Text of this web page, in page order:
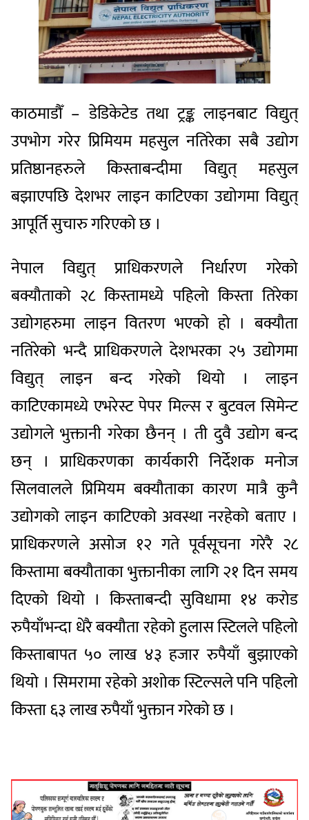
काठमाडौँ – डेडिकेटेड तथा ट्रङ्क लाइनबाट विद्युत्
उपभोग गरेर प्रिमियम महसुल नतिरेका सबै उद्योग
प्रतिष्ठानहरुले किस्ताबन्दीमा विद्युत् महसुल
बझाएपछि देशभर लाइन काटिएका उद्योगमा विद्युत्
आपूर्ति सुचारु गरिएको छ ।
नेपाल विद्युत् प्राधिकरणले निर्धारण गरेको
बक्यौताको २८ किस्तामध्ये पहिलो किस्ता तिरेका
उद्योगहरुमा लाइन वितरण भएको हो । बक्यौता
नतिरेको भन्दै प्राधिकरणले देशभरका २५ उद्योगमा
विद्युत् लाइन बन्द गरेको थियो । लाइन
काटिएकामध्ये एभरेस्ट पेपर मिल्स र बुटवल सिमेन्ट
उद्योगले भुक्तानी गरेका छैनन् । ती दुवै उद्योग बन्द
छन् । प्राधिकरणका कार्यकारी निर्देशक मनोज
सिलवालले प्रिमियम बक्यौताका कारण मात्रै कुनै
उद्योगको लाइन काटिएको अवस्था नरहेको बताए ।
प्राधिकरणले असोज १२ गते पूर्वसूचना गरेरै २८
किस्तामा बक्यौताका भुक्तानीका लागि २१ दिन समय
दिएको थियो । किस्ताबन्दी सुविधामा १४ करोड
रुपैयाँभन्दा धेरै बक्यौता रहेको हुलास स्टिलले पहिलो
किस्ताबापत ५० लाख ४३ हजार रुपैयाँ बुझाएको
थियो । सिमरामा रहेको अशोक स्टिल्सले पनि पहिलो
किस्ता ६३ लाख रुपैयाँ भुक्तान गरेको छ ।